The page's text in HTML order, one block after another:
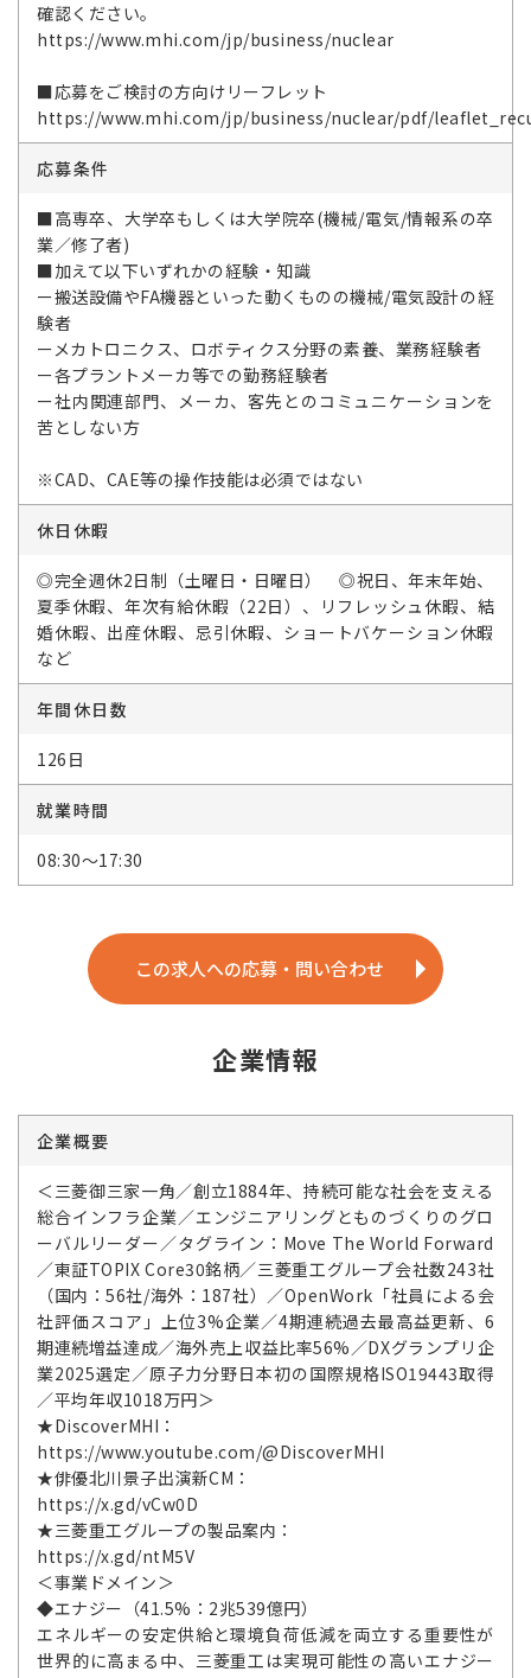
確認ください。
https://www.mhi.com/jp/business/nuclear
■応募をご検討の方向けリーフレット
https://www.mhi.com/jp/business/nuclear/pdf/
応募条件
■高専卒、大学卒もしくは大学院卒(機械/電気/情報系の卒
業／修了者)
■加えて以下いずれかの経験・知識
ー搬送設備やFA機器といった動くものの機械/電気設計の経
験者
ーメカトロニクス、ロボティクス分野の素養、業務経験者
ー各プラントメーカ等での勤務経験者
ー社内関連部門、メーカ、客先とのコミュニケーションを
苦としない方
※CAD、CAE等の操作技能は必須ではない
休日休暇
◎完全週休2日制（土曜日・日曜日） ◎祝日、年末年始、
夏季休暇、年次有給休暇（22日）、リフレッシュ休暇、結
婚休暇、出産休暇、忌引休暇、ショートバケーション休暇
など
年間休日数
126日
就業時間
08:30～17:30
この求人への応募・問い合わせ
企業情報
企業概要
＜三菱御三家一角／創立1884年、持続可能な社会を支える
総合インフラ企業／エンジニアリングとものづくりのグロ
ーバルリーダー／タグライン：Move The World Forward
／東証TOPIX Core30銘柄／三菱重工グループ会社数243社
（国内：56社/海外：187社）／OpenWork「社員による会
社評価スコア」上位3%企業／4期連続過去最高益更新、6
期連続増益達成／海外売上収益比率56%／DXグランプリ企
業2025選定／原子力分野日本初の国際規格ISO19443取得
／平均年収1018万円＞
★DiscoverMHI：
https://www.youtube.com/@DiscoverMHI
★俳優北川景子出演新CM：
https://x.gd/vCw0D
★三菱重工グループの製品案内：
https://x.gd/ntM5V
＜事業ドメイン＞
◆エナジー（41.5%：2兆539億円）
エネルギーの安定供給と環境負荷低減を両立する重要性が
世界的に高まる中、三菱重工は実現可能性の高いエナジー